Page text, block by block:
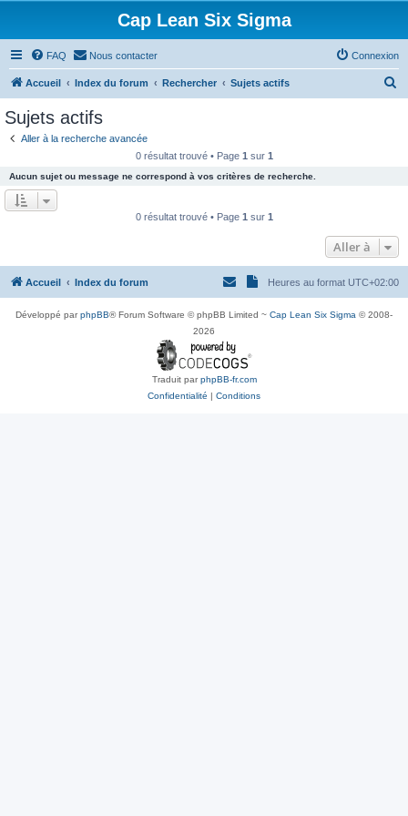
Cap Lean Six Sigma
FAQ Nous contacter Connexion
Accueil Index du forum Rechercher Sujets actifs
e
r
Sujets actifs
Aller à la recherche avancée
0 résultat trouvé • Page 1 sur 1
Aucun sujet ou message ne correspond à vos critères de recherche.
0 résultat trouvé • Page 1 sur 1
Aller à
Accueil Index du forum Heures au format UTC+02:00
Développé parphpBB® Forum Software © phpBB Limited ~ Cap Lean Six Sigma © 2008-
2026
Traduit parphpBB-fr.com
Confidentialité | Conditions